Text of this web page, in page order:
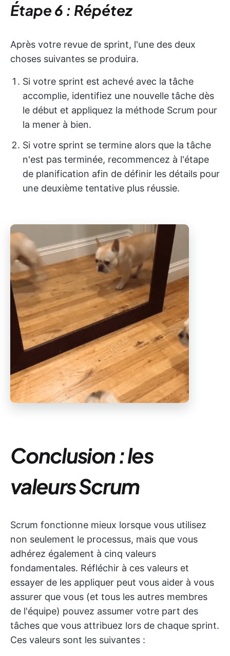
Étape 6 : Répétez
Après votre revue de sprint, l'une des deux
choses suivantes se produira.
Si votre sprint est achevé avec la tâche
accomplie, identifiez une nouvelle tâche dès
le début et appliquez la méthode Scrum pour
la mener à bien.
Si votre sprint se termine alors que la tâche
n'est pas terminée, recommencez à l'étape
de planification afin de définir les détails pour
une deuxième tentative plus réussie.
Conclusion : les
valeurs Scrum
Scrum fonctionne mieux lorsque vous utilisez
non seulement le processus, mais que vous
adhérez également à cinq valeurs
fondamentales. Réfléchir à ces valeurs et
essayer de les appliquer peut vous aider à vous
assurer que vous (et tous les autres membres
de l'équipe) pouvez assumer votre part des
tâches que vous attribuez lors de chaque sprint.
Ces valeurs sont les suivantes :